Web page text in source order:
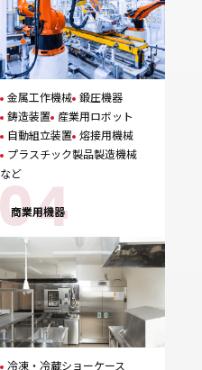
金属工作機械 鍛圧機器
鋳造装置 産業用ロボット
自動組立装置 熔接用機械
プラスチック製品製造機械
など
商業用機器
冷凍・冷蔵ショーケース